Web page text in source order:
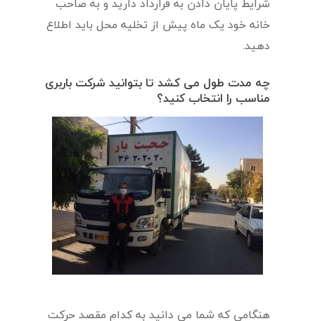
خانه خود یک ماه پیش از تخلیه محل باید اطلاع
دهید.
چه مدت طول می کشد تا بتوانید شرکت باربری
مناسب را انتخاب کنید؟
هنگامی که شما می دانید به کدام مقصد حرکت